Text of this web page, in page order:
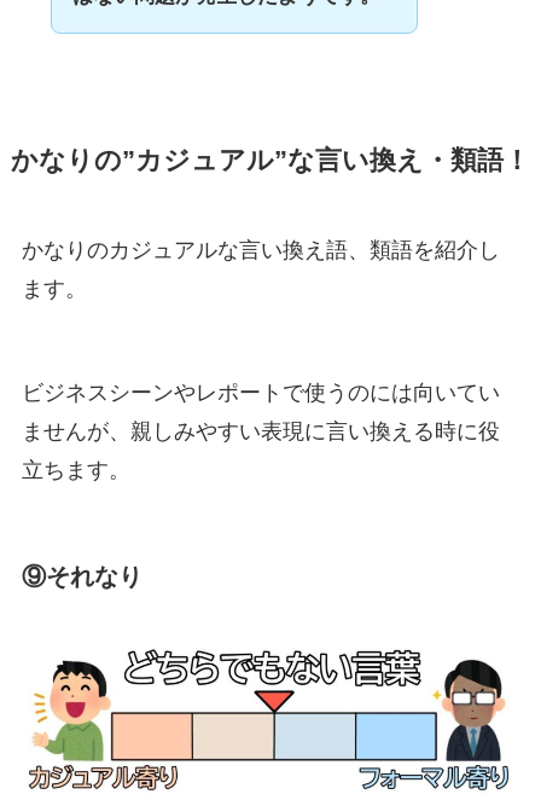
かなりの”カジュアル”な言い換え・類語！
かなりのカジュアルな言い換え語、類語を紹介し
ます。
ビジネスシーンやレポートで使うのには向いてい
ませんが、親しみやすい表現に言い換える時に役
立ちます。
⑨それなり